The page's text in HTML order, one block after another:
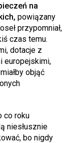
na
powiązany
przypomniał,
czas temu.
dotacje z
europejskimi,
objąć
co roku
niesłusznie
bo nigdy